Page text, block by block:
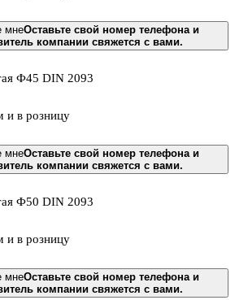
мнеОставьте свой номер телефона и
компании свяжется с вами.
Ф45 DIN 2093
и в розницу
мнеОставьте свой номер телефона и
компании свяжется с вами.
Ф50 DIN 2093
и в розницу
мнеОставьте свой номер телефона и
компании свяжется с вами.